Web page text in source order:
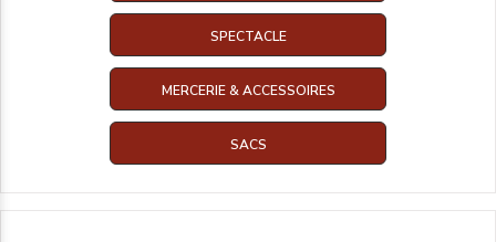
SPECTACLE
MERCERIE & ACCESSOIRES
SACS